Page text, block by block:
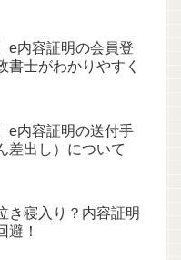
e内容証明の会員登
書士がわかりやすく
e内容証明の送付手
差出し）について
き寝入り？内容証明
避！